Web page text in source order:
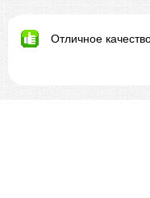
Отличное